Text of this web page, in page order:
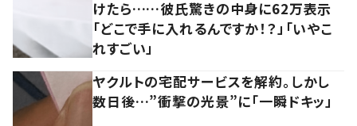
けたら……彼氏驚きの中身に62万表示
「どこで手に入れるんですか！？」「いやこ
れすごい」
ヤクルトの宅配サービスを解約。しかし
数日後…”衝撃の光景”に「一瞬ドキッ」